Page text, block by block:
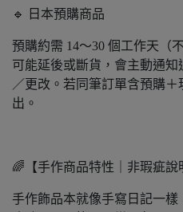
🔹 日本預購商品
預購約需 14～30 個工作天（
可能延後或斷貨，會主動通
／更改。若同筆訂單含預購
出。
🌈【手作商品特性｜非瑕疵說
手作飾品本就像手寫日記一